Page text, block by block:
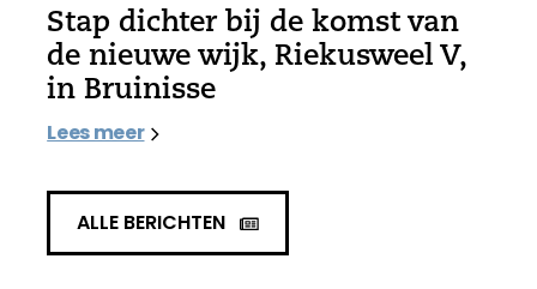
Stap dichter bij de komst van
de nieuwe wijk, Riekusweel V,
in Bruinisse
Lees meer
ALLE BERICHTEN